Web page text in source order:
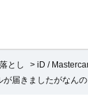
とし > iD /
届きましたがなん